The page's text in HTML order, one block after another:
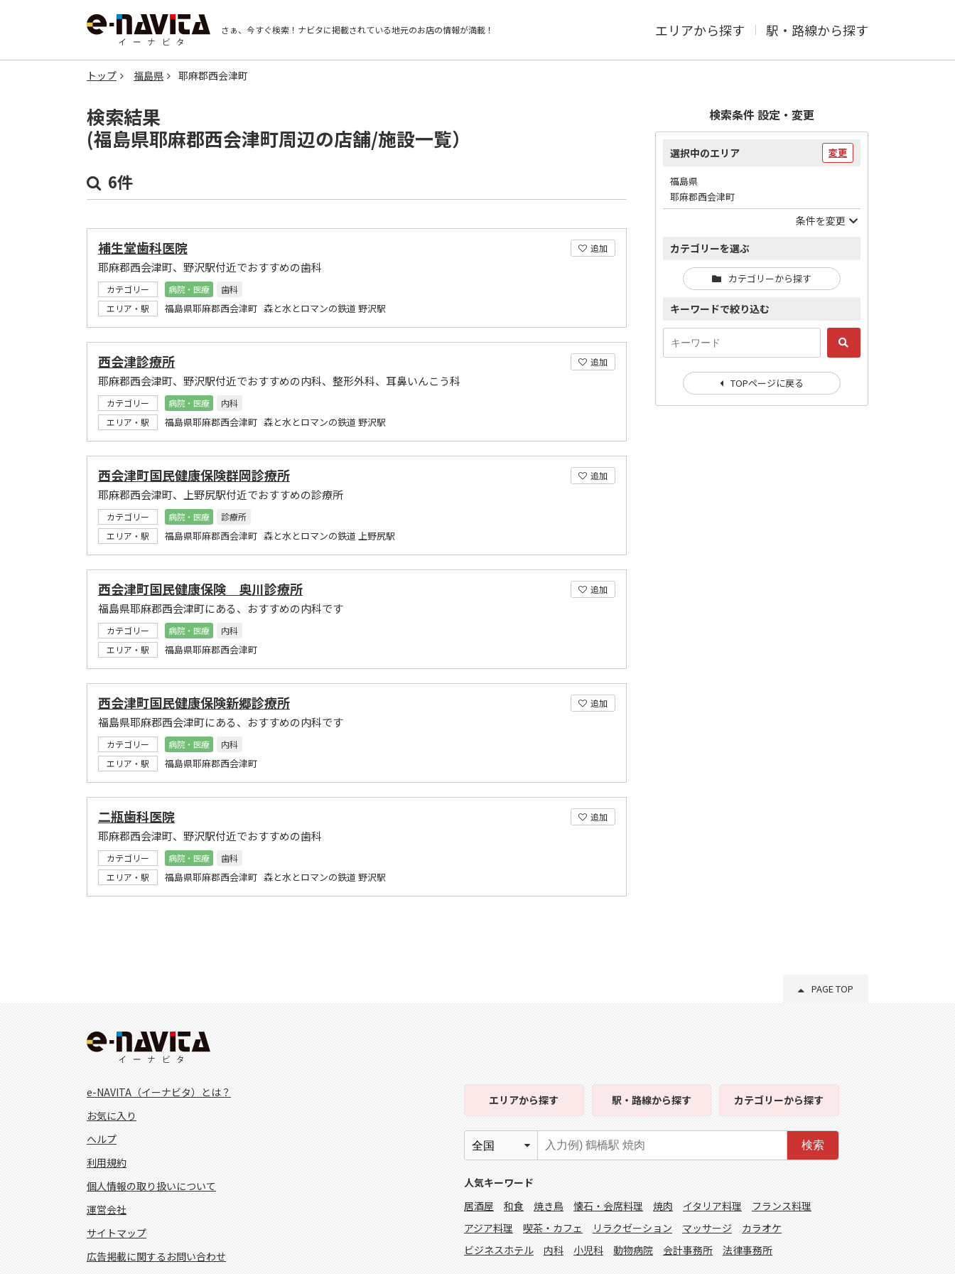
さぁ、今すぐ検索！ ナビタに掲載されている地元のお店の情報が満載！ エリアから探す 駅・路線から探す
トップ 福島県 耶麻郡西会津町
検索結果
(福島県耶麻郡西会津町周辺の店舗/施設一覧）
6件
追加
補生堂歯科医院
耶麻郡西会津町、野沢駅付近でおすすめの歯科
カテゴリー 病院・医療
歯科
エリア・駅
福島県耶麻郡西会津町 森と水とロマンの鉄道 野沢駅
追加
西会津診療所
耶麻郡西会津町、野沢駅付近でおすすめの内科、整形外科、耳鼻いんこう科
カテゴリー 病院・医療
内科
エリア・駅
福島県耶麻郡西会津町 森と水とロマンの鉄道 野沢駅
追加
西会津町国民健康保険群岡診療所
耶麻郡西会津町、上野尻駅付近でおすすめの診療所
カテゴリー 病院・医療
診療所
エリア・駅
福島県耶麻郡西会津町 森と水とロマンの鉄道 上野尻駅
追加
西会津町国民健康保険 奥川診療所
福島県耶麻郡西会津町にある、おすすめの内科です
カテゴリー 病院・医療
内科
エリア・駅
福島県耶麻郡西会津町
追加
西会津町国民健康保険新郷診療所
福島県耶麻郡西会津町にある、おすすめの内科です
カテゴリー 病院・医療
内科
エリア・駅
福島県耶麻郡西会津町
追加
二瓶歯科医院
耶麻郡西会津町、野沢駅付近でおすすめの歯科
カテゴリー 病院・医療
歯科
エリア・駅
福島県耶麻郡西会津町 森と水とロマンの鉄道 野沢駅
検索条件 設定・変更
選択中のエリア 変更
福島県
耶麻郡西会津町
条件を変更
カテゴリーを選ぶ
カテゴリーから探す
キーワードで絞り込む
TOPページに戻る
PAGE TOP
e-NAVITA（イーナビタ）とは？
お気に入り
ヘルプ
利用規約
個人情報の取り扱いについて
運営会社
サイトマップ
広告掲載に関するお問い合わせ
エリアから探す 駅・路線から探す カテゴリーから探す
検索
人気キーワード
居酒屋
和食 焼き鳥 懐石・会席料理 焼肉 イタリア料理
フランス料理
アジア料理
喫茶・カフェ リラクゼーション マッサージ
カラオケ
ビジネスホテル
内科 小児科 動物病院 会計事務所 法律事務所